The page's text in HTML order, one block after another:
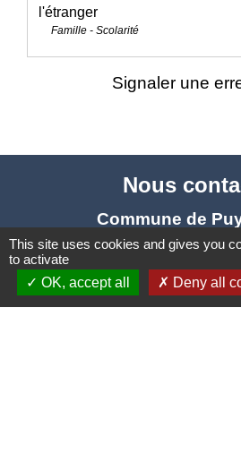
l'étranger
Famille - Scolarité
Signaler une
Nous
Commune de
1 rue de la
81700 Puylaurens
+33 5 63 75
This site uses cookies and gives you
to activate
OK, accept all
Deny all